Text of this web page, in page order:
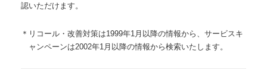
認いただけます。
リコール・改善対策は1999年1月以降の情報から、サービスキ
ャンペーンは2002年1月以降の情報から検索いたします。